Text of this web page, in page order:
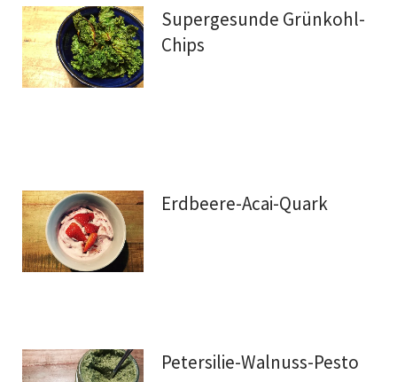
Supergesunde Grünkohl-
Chips
Erdbeere-Acai-Quark
Petersilie-Walnuss-Pesto